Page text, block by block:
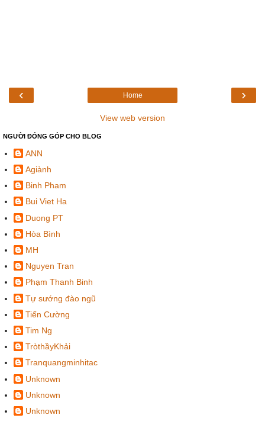
‹ ›
Home
View web version
NGƯỜI ĐÓNG GÓP CHO BLOG
ANN
Agiành
Binh Pham
Bui Viet Ha
Duong PT
Hòa Bình
MH
Nguyen Tran
Phạm Thanh Binh
Tự sướng đào ngũ
Tiến Cường
Tim Ng
TròthầyKhải
Tranquangminhitac
Unknown
Unknown
Unknown